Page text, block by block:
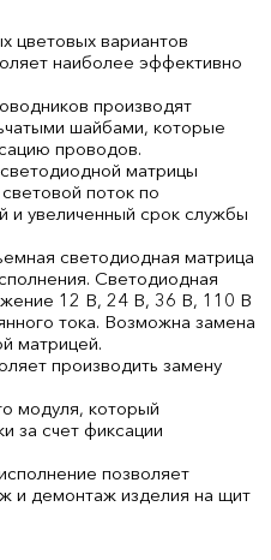
цветовых вариантов
наиболее эффективно
производят
шайбами, которые
проводов.
матрицы
поток по
и увеличенный срок службы
светодиодная матрица
Светодиодная
12 В, 24 В, 36 В, 110 В
тока. Возможна замена
матрицей.
производить замену
модуля, который
за счет фиксации
позволяет
и демонтаж изделия на щит